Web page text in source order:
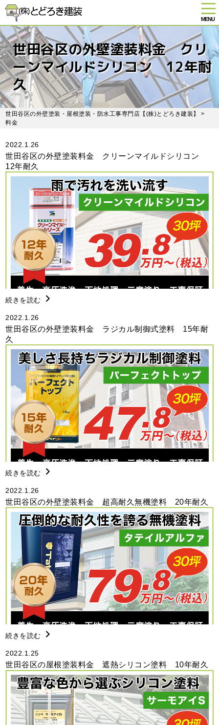
Skip
to
main
content
MENU
世田谷区の外壁塗装料金 クリ
ーンマイルドシリコン 12年耐
久
世田谷区の外壁塗装・屋根塗装・防水工事専門店【(株)とどろき建装】
>
料金
2022.1.26
世田谷区の外壁塗装料金 クリーンマイルドシリコン
12年耐久
続きを読む
2022.1.26
世田谷区の外壁塗装料金 ラジカル制御式塗料 15年耐
久
続きを読む
2022.1.26
世田谷区の外壁塗装料金 超高耐久無機塗料 20年耐久
続きを読む
2022.1.25
世田谷区の屋根塗装料金 遮熱シリコン塗料 10年耐久